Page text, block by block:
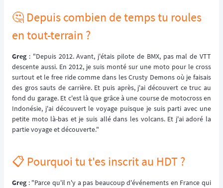
🤔 Depuis combien de temps tu roules
en tout-terrain ?
Greg: "Depuis 2012. Avant, j'étais pilote de BMX, pas mal de VTT
descente aussi. En 2012, je suis monté sur une moto pour le cross
surtout et le free ride comme dans les Crusty Demons où je faisais
des gros sauts de carrière. Et puis après, j'ai découvert ce truc au
fond du garage. Et c'est là que grâce à une course de motocross en
Indonésie, j'ai découvert le voyage puisque je suis parti avec une
petite moto là-bas et je suis allé dans les volcans. Et j'ai adoré la
partie voyage et découverte."
📋 Pourquoi tu t'es inscrit au HDT ?
Greg: "Parce qu'il n'y a pas beaucoup d'événements en France qui